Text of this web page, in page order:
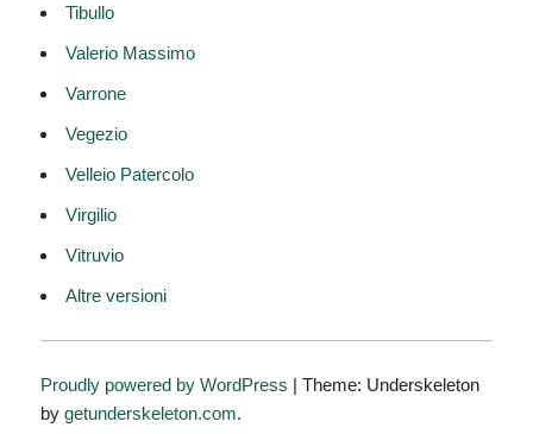
Tibullo
Valerio Massimo
Varrone
Vegezio
Velleio Patercolo
Virgilio
Vitruvio
Altre versioni
Proudly powered by WordPress | Theme: Underskeleton
by getunderskeleton.com.